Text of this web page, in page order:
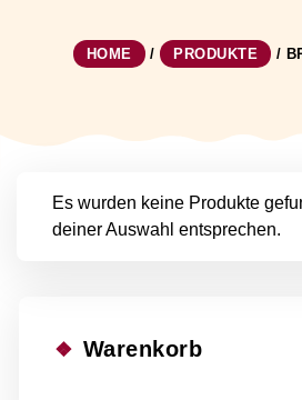
HOME / PRODUKTE /
Es wurden keine Produkte
deiner Auswahl entsprechen.
Warenkorb